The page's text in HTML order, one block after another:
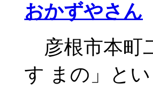
おかずやさん
彦根市本町
す まの」と